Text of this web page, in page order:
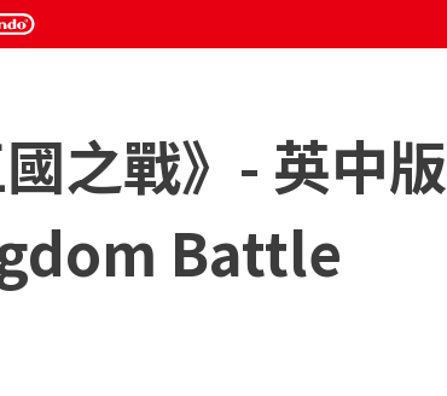
之戰》- 英中版
Battle